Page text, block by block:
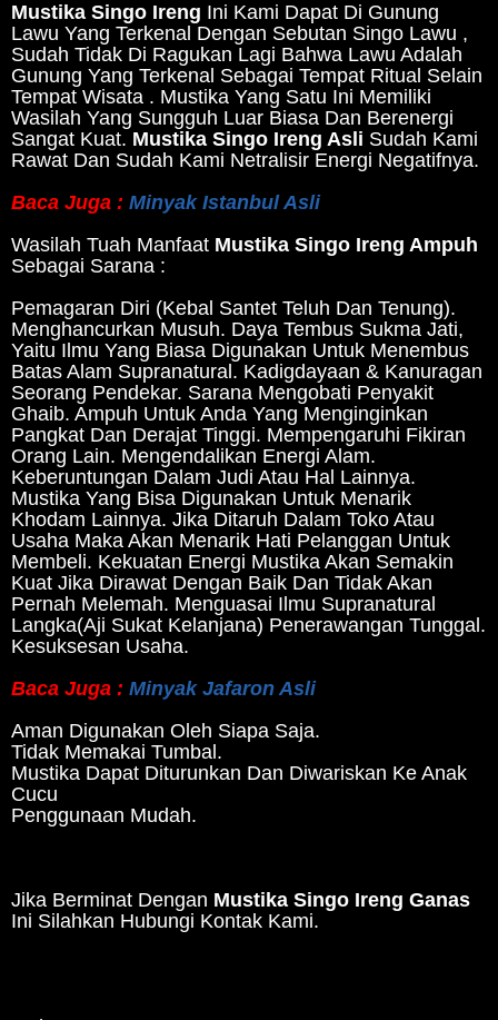
Mustika Singo Ireng Ini Kami Dapat Di Gunung
Lawu Yang Terkenal Dengan Sebutan Singo Lawu ,
Sudah Tidak Di Ragukan Lagi Bahwa Lawu Adalah
Gunung Yang Terkenal Sebagai Tempat Ritual Selain
Tempat Wisata . Mustika Yang Satu Ini Memiliki
Wasilah Yang Sungguh Luar Biasa Dan Berenergi
Sangat Kuat. Mustika Singo Ireng Asli Sudah Kami
Rawat Dan Sudah Kami Netralisir Energi Negatifnya.
Baca Juga : Minyak Istanbul Asli
Wasilah Tuah Manfaat Mustika Singo Ireng Ampuh
Sebagai Sarana :
Pemagaran Diri (Kebal Santet Teluh Dan Tenung).
Menghancurkan Musuh. Daya Tembus Sukma Jati,
Yaitu Ilmu Yang Biasa Digunakan Untuk Menembus
Batas Alam Supranatural. Kadigdayaan & Kanuragan
Seorang Pendekar. Sarana Mengobati Penyakit
Ghaib. Ampuh Untuk Anda Yang Menginginkan
Pangkat Dan Derajat Tinggi. Mempengaruhi Fikiran
Orang Lain. Mengendalikan Energi Alam.
Keberuntungan Dalam Judi Atau Hal Lainnya.
Mustika Yang Bisa Digunakan Untuk Menarik
Khodam Lainnya. Jika Ditaruh Dalam Toko Atau
Usaha Maka Akan Menarik Hati Pelanggan Untuk
Membeli. Kekuatan Energi Mustika Akan Semakin
Kuat Jika Dirawat Dengan Baik Dan Tidak Akan
Pernah Melemah. Menguasai Ilmu Supranatural
Langka(Aji Sukat Kelanjana) Penerawangan Tunggal.
Kesuksesan Usaha.
Baca Juga : Minyak Jafaron Asli
Aman Digunakan Oleh Siapa Saja.
Tidak Memakai Tumbal.
Mustika Dapat Diturunkan Dan Diwariskan Ke Anak
Cucu
Penggunaan Mudah.
Jika Berminat Dengan Mustika Singo Ireng Ganas
Ini Silahkan Hubungi Kontak Kami.